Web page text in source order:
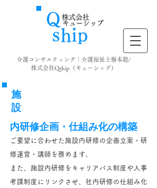
Ｑ株式会社
キューシップ
ｓ
​ｈｉ
ｐ
介護コンサルティング｜介護福祉士梅本聡/
株式会社Qship（キューシップ）
施
設
内研修企画・仕組み化の構築
ご要望に合わせた施設内研修の企画立案・研
修運営・講師を務めます。
​また、施設内研修をキャリアパス制度や人事
考課制度にリンクさせ、社内研修の仕組み化